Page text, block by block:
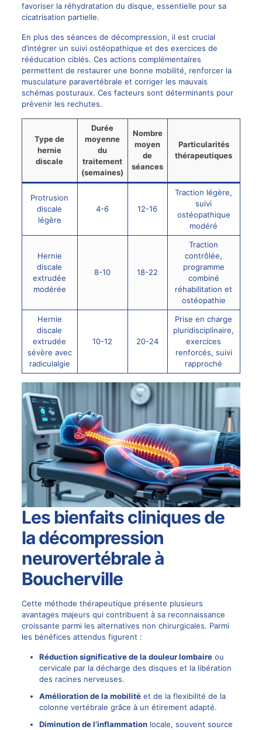
favoriser la réhydratation du disque, essentielle pour sa
cicatrisation partielle.
En plus des séances de décompression, il est crucial
d’intégrer un suivi ostéopathique et des exercices de
rééducation ciblés. Ces actions complémentaires
permettent de restaurer une bonne mobilité, renforcer la
musculature paravertébrale et corriger les mauvais
schémas posturaux. Ces facteurs sont déterminants pour
prévenir les rechutes.
Type de
hernie
discale
Durée
moyenne
du
traitement
(semaines)
Nombre
moyen
de
séances
Particularités
thérapeutiques
Protrusion
discale
légère
4-6 12-16
Traction légère,
suivi
ostéopathique
modéré
Hernie
discale
extrudée
modérée
8-10 18-22
Traction
contrôlée,
programme
combiné
réhabilitation et
ostéopathie
Hernie
discale
extrudée
sévère avec
radiculalgie
10-12 20-24
Prise en charge
pluridisciplinaire,
exercices
renforcés, suivi
rapproché
Les bienfaits cliniques de
la décompression
neurovertébrale à
Boucherville
Cette méthode thérapeutique présente plusieurs
avantages majeurs qui contribuent à sa reconnaissance
croissante parmi les alternatives non chirurgicales. Parmi
les bénéfices attendus figurent :
Réduction significative de la douleur lombaireou
cervicale par la décharge des disques et la libération
des racines nerveuses.
Amélioration de la mobilitéet de la flexibilité de la
colonne vertébrale grâce à un étirement adapté.
Diminution de l’inflammationlocale, souvent source